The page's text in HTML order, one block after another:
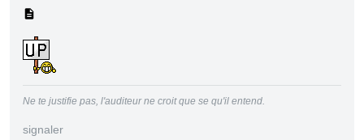
Ne te justifie pas, l'auditeur ne croit que se qu'il entend.
signaler